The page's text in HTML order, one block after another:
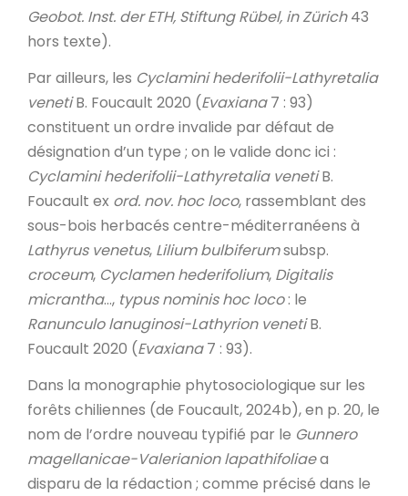
Geobot. Inst. der ETH, Stiftung Rübel, in Zürich43
hors texte).
Par ailleurs, les Cyclamini hederifolii-Lathyretalia
venetiB. Foucault 2020 (Evaxiana7 : 93)
constituent un ordre invalide par défaut de
désignation d’un type ; on le valide donc ici :
Cyclamini hederifolii-Lathyretalia venetiB.
Foucault ex ord. nov. hoc loco, rassemblant des
sous-bois herbacés centre-méditerranéens à
Lathyrus venetus, Lilium bulbiferumsubsp.
croceum, Cyclamen hederifolium, Digitalis
micrantha…, typus nominis hoc loco: le
Ranunculo lanuginosi-Lathyrion venetiB.
Foucault 2020 (Evaxiana7 : 93).
Dans la monographie phytosociologique sur les
forêts chiliennes (de Foucault, 2024b), en p. 20, le
nom de l’ordre nouveau typifié par le Gunnero
magellanicae-Valerianion lapathifoliaea
disparu de la rédaction ; comme précisé dans le